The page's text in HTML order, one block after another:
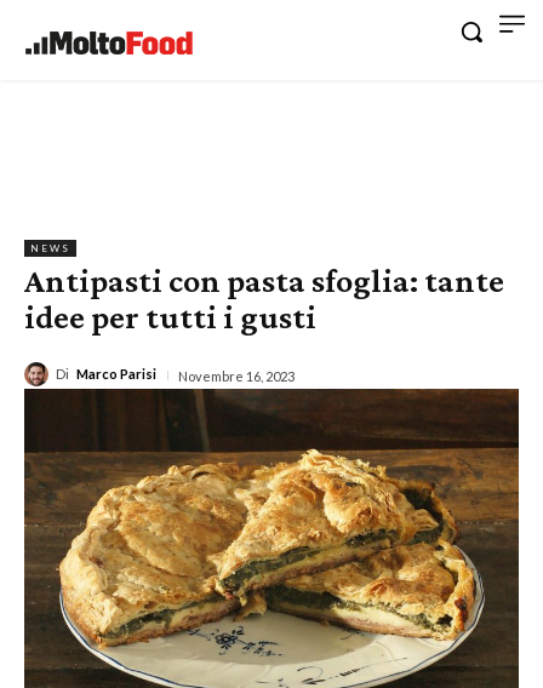
NEWS
Antipasti con pasta sfoglia: tante
idee per tutti i gusti
Di Marco Parisi Novembre 16, 2023